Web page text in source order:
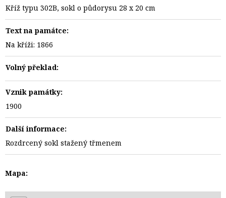
Kříž typu 302B, sokl o půdorysu 28 x 20 cm
Text na památce:
Na kříži: 1866
Volný překlad:
Vznik památky:
1900
Další informace:
Rozdrcený sokl stažený třmenem
Mapa: